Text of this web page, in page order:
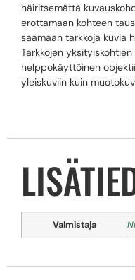
häiritsemättä
erottamaan kohteen
saamaan tarkkoja kuvia
Tarkkojen
helppokäyttöinen
yleiskuviin kuin
Valmistaja